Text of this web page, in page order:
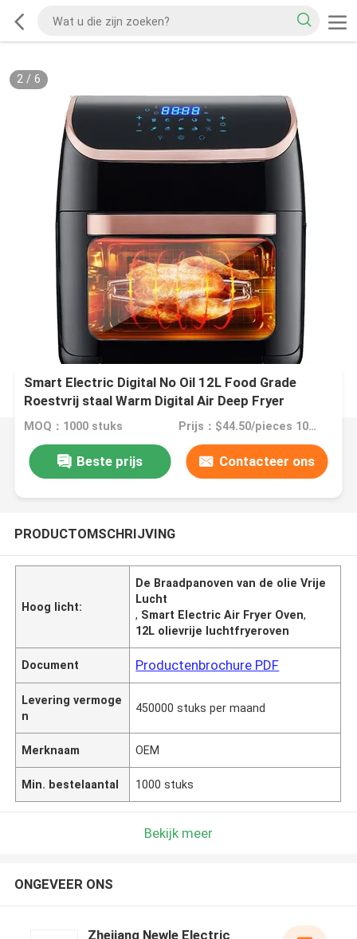
2/ 6
Smart Electric Digital No Oil 12L Food Grade
Roestvrij staal Warm Digital Air Deep Fryer
Olievrije Air Fryer Oven
MOQ：1000 stuks Prijs：$44.50/pieces 1000-19999 pieces
Beste prijs Contacteer ons
PRODUCTOMSCHRIJVING
Hoog licht:
De Braadpanoven van de olie Vrije
Lucht
, Smart Electric Air Fryer Oven,
12L olievrije luchtfryeroven
Document Productenbrochure PDF
Levering vermoge
n
450000 stuks per maand
Merknaam OEM
Min. bestelaantal 1000 stuks
Bekijk meer
ONGEVEER ONS
Zhejiang Newle Electric